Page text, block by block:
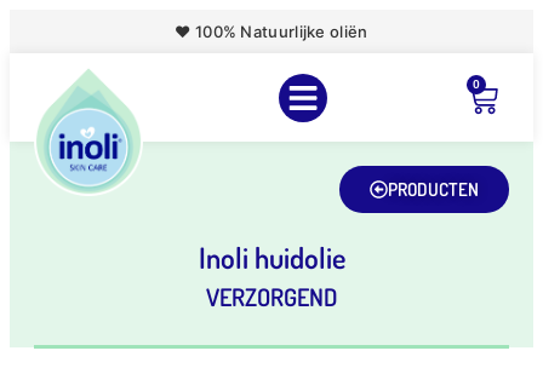
♥ 100% Natuurlijke oliën
0
PRODUCTEN
Inoli huidolie
VERZORGEND